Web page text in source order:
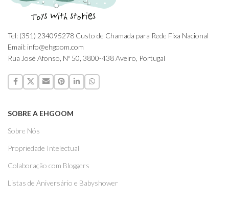
Tel: (351) 234095278 Custo de Chamada para Rede Fixa Nacional
Email: info@ehgoom.com
Rua José Afonso, Nº 50, 3800-438 Aveiro, Portugal
SOBRE A EHGOOM
Sobre Nós
Propriedade Intelectual
Colaboração com Bloggers
Listas de Aniversário e Babyshower